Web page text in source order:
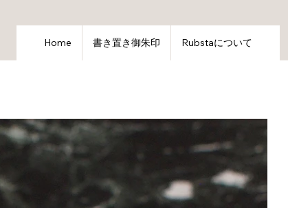
Home 書き置き御朱印 Rubstaについて